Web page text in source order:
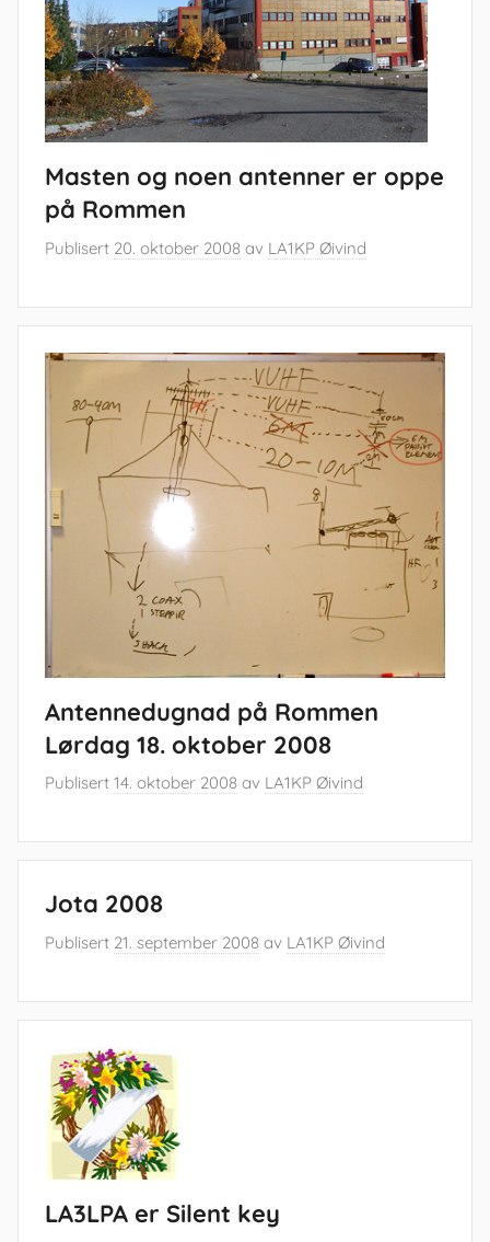
Masten og noen antenner er oppe
på Rommen
Publisert 20. oktober 2008 av LA1KP Øivind
Antennedugnad på Rommen
Lørdag 18. oktober 2008
Publisert 14. oktober 2008 av LA1KP Øivind
Jota 2008
Publisert 21. september 2008 av LA1KP Øivind
LA3LPA er Silent key